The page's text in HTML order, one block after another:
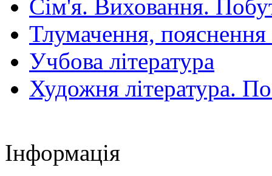
Сім'я. Виховання.
Тлумачення,
Учбова література
Художня література.
Інформація